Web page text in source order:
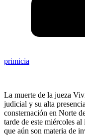
primicia
La muerte de la jueza
judicial y su alta
consternación en Norte
tarde de este miércoles
que aún son materia de